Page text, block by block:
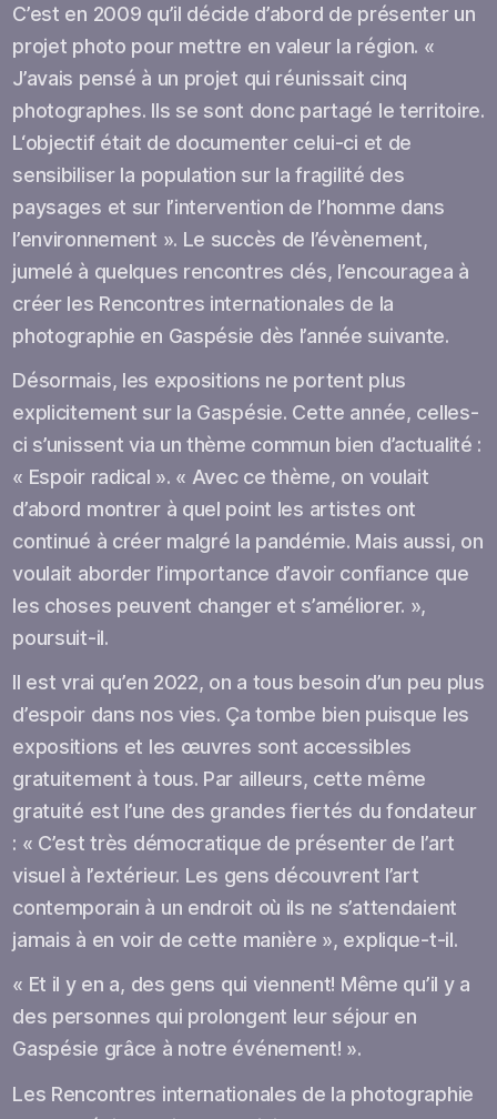
C’est en 2009 qu’il décide d’abord de présenter un
projet photo pour mettre en valeur la région. «
J’avais pensé à un projet qui réunissait cinq
photographes. Ils se sont donc partagé le territoire.
L‘objectif était de documenter celui-ci et de
sensibiliser la population sur la fragilité des
paysages et sur l’intervention de l’homme dans
l’environnement ». Le succès de l’évènement,
jumelé à quelques rencontres clés, l’encouragea à
créer les Rencontres internationales de la
photographie en Gaspésie dès l’année suivante.
Désormais, les expositions ne portent plus
explicitement sur la Gaspésie. Cette année, celles-
ci s’unissent via un thème commun bien d’actualité :
« Espoir radical ». « Avec ce thème, on voulait
d’abord montrer à quel point les artistes ont
continué à créer malgré la pandémie. Mais aussi, on
voulait aborder l’importance d’avoir confiance que
les choses peuvent changer et s’améliorer. »,
poursuit-il.
Il est vrai qu’en 2022, on a tous besoin d’un peu plus
d’espoir dans nos vies. Ça tombe bien puisque les
expositions et les œuvres sont accessibles
gratuitement à tous. Par ailleurs, cette même
gratuité est l’une des grandes fiertés du fondateur
: « C’est très démocratique de présenter de l’art
visuel à l’extérieur. Les gens découvrent l’art
contemporain à un endroit où ils ne s’attendaient
jamais à en voir de cette manière », explique-t-il.
« Et il y en a, des gens qui viennent! Même qu’il y a
des personnes qui prolongent leur séjour en
Gaspésie grâce à notre événement! ».
Les Rencontres internationales de la photographie